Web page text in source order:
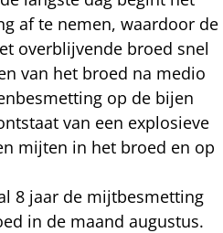
af te nemen, waardoor de
overblijvende broed snel
van het broed na medio
op de bijen
van een explosieve
mijten in het broed en op
8 jaar de mijtbesmetting
in de maand augustus.